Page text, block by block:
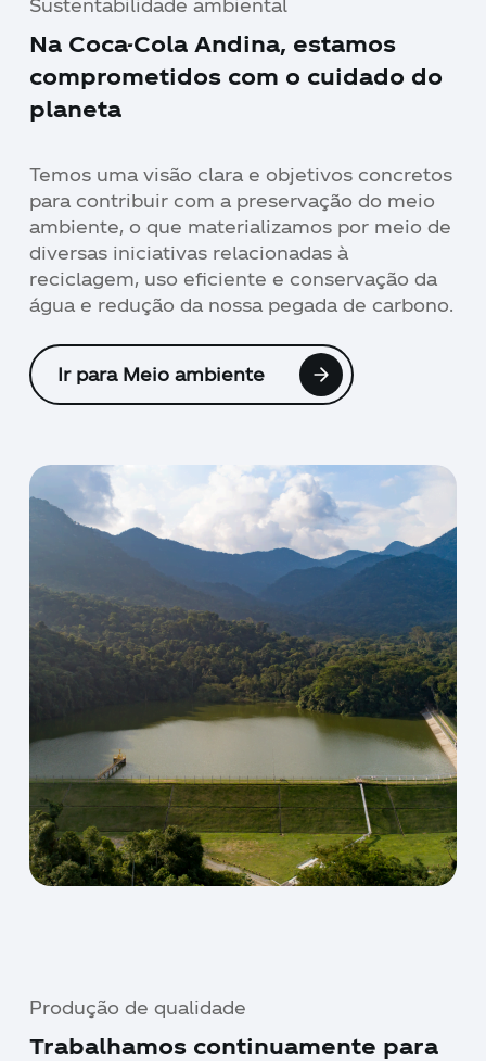
Sustentabilidade ambiental
Na Coca-Cola Andina, estamos
comprometidos com o cuidado do
planeta
Temos uma visão clara e objetivos concretos
para contribuir com a preservação do meio
ambiente, o que materializamos por meio de
diversas iniciativas relacionadas à
reciclagem, uso eficiente e conservação da
água e redução da nossa pegada de carbono.
Ir para Meio ambiente
Produção de qualidade
Trabalhamos continuamente para